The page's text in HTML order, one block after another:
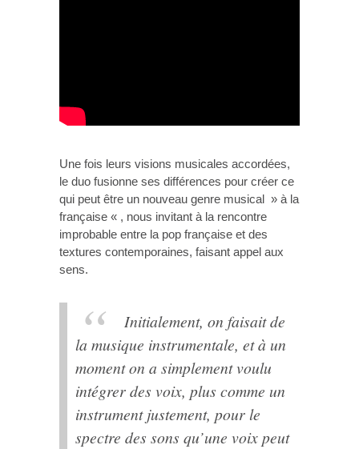
Une fois leurs visions musicales accordées,
le duo fusionne ses différences pour créer ce
qui peut être un nouveau genre musical » à la
française « , nous invitant à la rencontre
improbable entre la pop française et des
textures contemporaines, faisant appel aux
sens.
Initialement, on faisait de
la musique instrumentale, et à un
moment on a simplement voulu
intégrer des voix, plus comme un
instrument justement, pour le
spectre des sons qu’une voix peut